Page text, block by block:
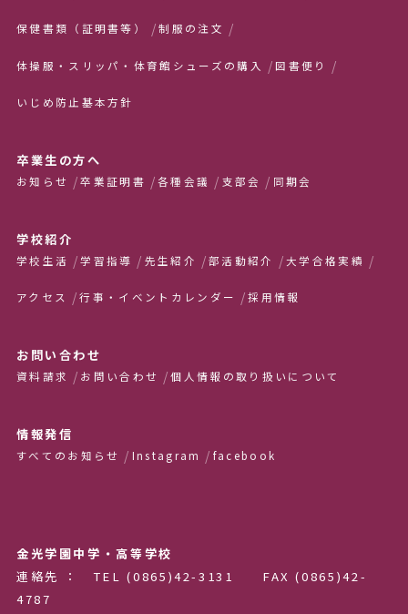
保健書類（証明書等） 制服の注文
体操服・スリッパ・体育館シューズの購入 図書便り
いじめ防止基本方針
卒業生の方へ
お知らせ 卒業証明書 各種会議 支部会 同期会
学校紹介
学校生活 学習指導 先生紹介 部活動紹介 大学合格実績
アクセス 行事・イベントカレンダー 採用情報
お問い合わせ
資料請求 お問い合わせ 個人情報の取り扱いについて
情報発信
すべてのお知らせ Instagram facebook
金光学園中学・高等学校
連絡先 ： TEL (0865)42-3131 FAX (0865)42-
4787